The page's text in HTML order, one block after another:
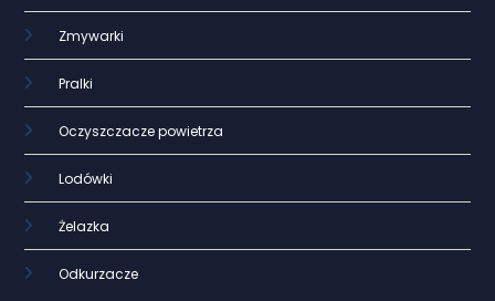
Zmywarki
Pralki
Oczyszczacze powietrza
Lodówki
Żelazka
Odkurzacze